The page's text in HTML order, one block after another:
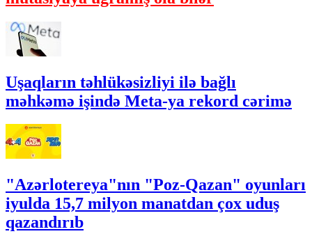
Uşaqların təhlükəsizliyi ilə bağlı
məhkəmə işində Meta-ya rekord cərimə
"Azərlotereya"nın "Poz-Qazan" oyunları
iyulda 15,7 milyon manatdan çox uduş
qazandırıb